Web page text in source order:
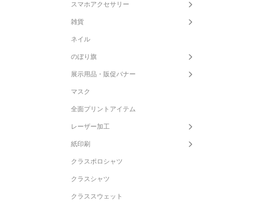
スマホアクセサリー
雑貨
ネイル
のぼり旗
展示用品・販促バナー
マスク
全面プリントアイテム
レーザー加工
紙印刷
クラスポロシャツ
クラスシャツ
クラススウェット